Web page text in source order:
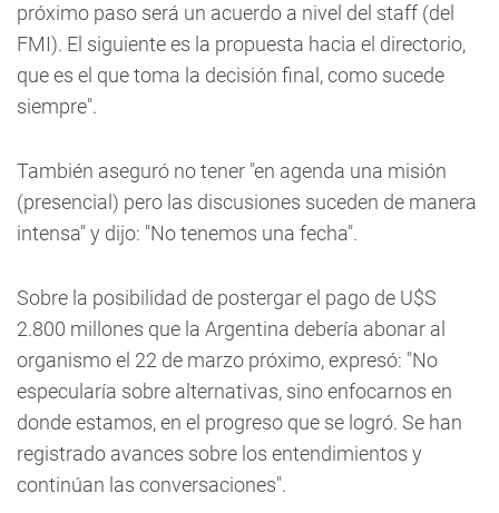
próximo paso será un acuerdo a nivel del staff (del
FMI). El siguiente es la propuesta hacia el directorio,
que es el que toma la decisión final, como sucede
siempre".
También aseguró no tener "en agenda una misión
(presencial) pero las discusiones suceden de manera
intensa" y dijo: "No tenemos una fecha".
Sobre la posibilidad de postergar el pago de U$S
2.800 millones que la Argentina debería abonar al
organismo el 22 de marzo próximo, expresó: "No
especularía sobre alternativas, sino enfocarnos en
donde estamos, en el progreso que se logró. Se han
registrado avances sobre los entendimientos y
continúan las conversaciones".